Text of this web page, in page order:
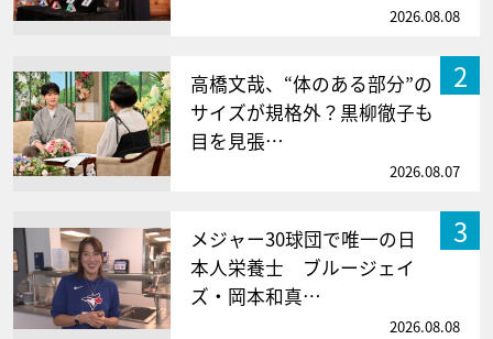
2026.08.08
2
高橋文哉、“体のある部分”の
サイズが規格外？黒柳徹子も
目を見張…
2026.08.07
3
メジャー30球団で唯一の日
本人栄養士 ブルージェイ
ズ・岡本和真…
2026.08.08